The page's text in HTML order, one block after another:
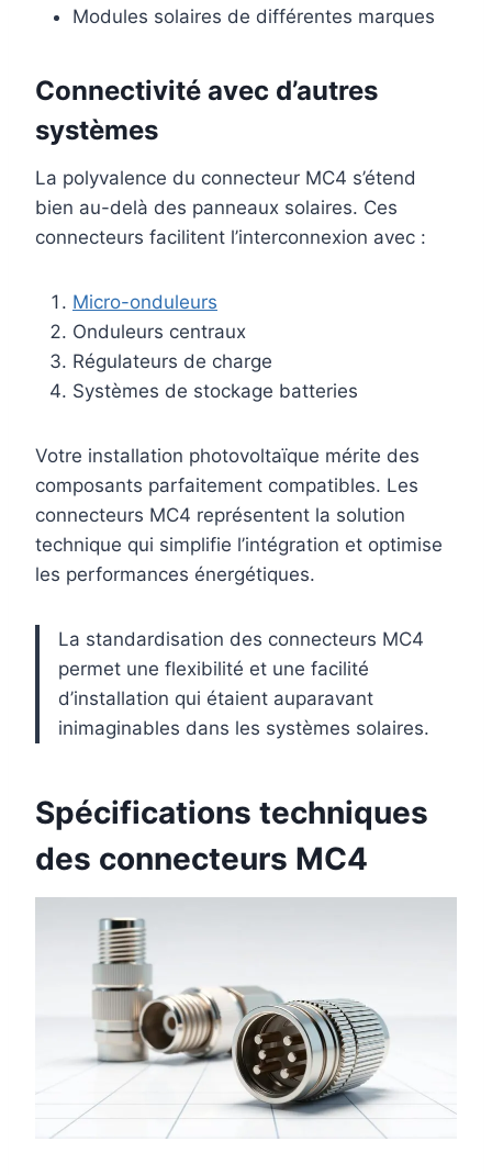
Modules solaires de différentes marques
Connectivité avec d’autres
systèmes
La polyvalence du connecteur MC4 s’étend
bien au-delà des panneaux solaires. Ces
connecteurs facilitent l’interconnexion avec :
Micro-onduleurs
Onduleurs centraux
Régulateurs de charge
Systèmes de stockage batteries
Votre installation photovoltaïque mérite des
composants parfaitement compatibles. Les
connecteurs MC4 représentent la solution
technique qui simplifie l’intégration et optimise
les performances énergétiques.
La standardisation des connecteurs MC4
permet une flexibilité et une facilité
d’installation qui étaient auparavant
inimaginables dans les systèmes solaires.
Spécifications techniques
des connecteurs MC4